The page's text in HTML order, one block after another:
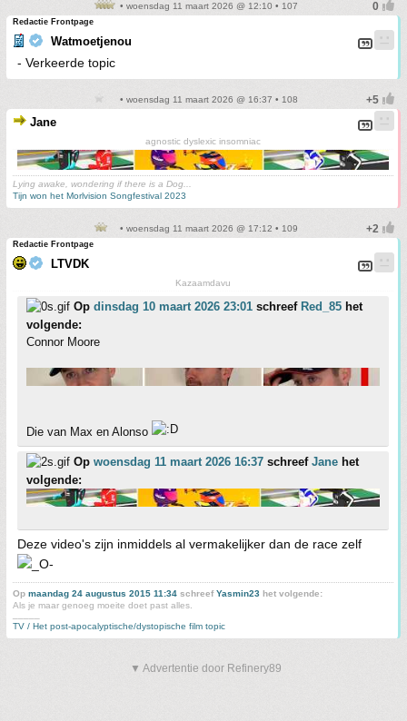
• woensdag 11 maart 2026 @ 12:10 • 107
Redactie Frontpage
Watmoetjenou
- Verkeerde topic
• woensdag 11 maart 2026 @ 16:37 • 108
Jane
agnostic dyslexic insomniac
Lying awake, wondering if there is a Dog...
Tijn won het Morlvision Songfestival 2023
• woensdag 11 maart 2026 @ 17:12 • 109
Redactie Frontpage
LTVDK
Kazaamdavu
Op dinsdag 10 maart 2026 23:01 schreef Red_85 het
volgende:
Connor Moore
Die van Max en Alonso
Op woensdag 11 maart 2026 16:37 schreef Jane het
volgende:
Deze video's zijn inmiddels al vermakelijker dan de race zelf
Op maandag 24 augustus 2015 11:34 schreefYasmin23 het volgende:
Als je maar genoeg moeite doet past alles.
TV / Het post-apocalyptische/dystopische film topic
▼ Advertentie door Refinery89